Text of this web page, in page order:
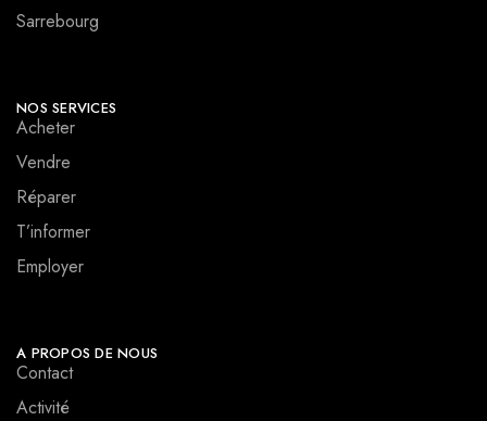
Sarrebourg
NOS SERVICES
Acheter
Vendre
Réparer
T’informer
Employer
A PROPOS DE NOUS
Contact
Activité